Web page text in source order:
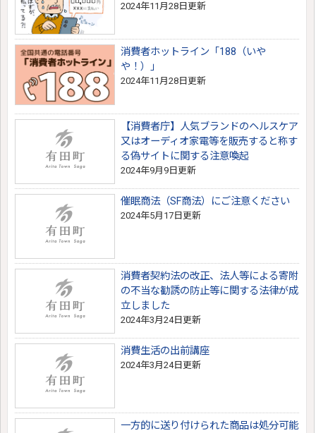
2024年11月28日更新
消費者ホットライン「188（いや
や！）」
2024年11月28日更新
【消費者庁】人気ブランドのヘルスケア
又はオーディオ家電等を販売すると称す
る偽サイトに関する注意喚起
2024年9月9日更新
催眠商法（SF商法）にご注意ください
2024年5月17日更新
消費者契約法の改正、法人等による寄附
の不当な勧誘の防止等に関する法律が成
立しました
2024年3月24日更新
消費生活の出前講座
2024年3月24日更新
一方的に送り付けられた商品は処分可能